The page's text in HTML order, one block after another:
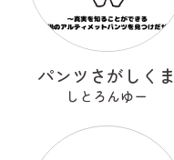
パンツさがしくま
しとろんゆー